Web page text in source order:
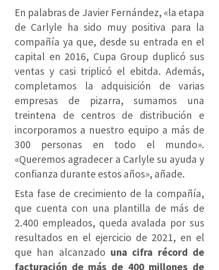
En palabras de Javier Fernández, «la etapa
de Carlyle ha sido muy positiva para la
compañía ya que, desde su entrada en el
capital en 2016, Cupa Group duplicó sus
ventas y casi triplicó el ebitda. Además,
completamos la adquisición de varias
empresas de pizarra, sumamos una
treintena de centros de distribución e
incorporamos a nuestro equipo a más de
300 personas en todo el mundo».
«Queremos agradecer a Carlyle su ayuda y
confianza durante estos años», añade.
Esta fase de crecimiento de la compañía,
que cuenta con una plantilla de más de
2.400 empleados, queda avalada por sus
resultados en el ejercicio de 2021, en el
que han alcanzado una cifra récord de
facturación de más de 400 millones de